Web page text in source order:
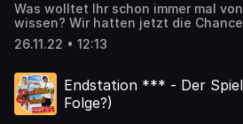
Was wolltet Ihr schon immer mal
wissen? Wir hatten jetzt die
zu stellen. #travel Hosted on Acast. See
acast.com/privacy for more
26.11.22 • 12:13
Endstation *** - Der
Folge?)